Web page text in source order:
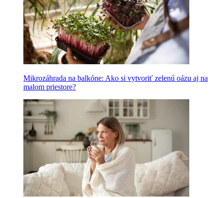
Mikrozáhrada na balkóne: Ako si vytvoriť zelenú oázu aj na
malom priestore?